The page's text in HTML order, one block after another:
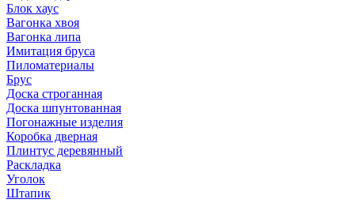
Блок хаус
Вагонка хвоя
Вагонка липа
Имитация бруса
Пиломатериалы
Брус
Доска строганная
Доска шпунтованная
Погонажные изделия
Коробка дверная
Плинтус деревянный
Раскладка
Уголок
Штапик